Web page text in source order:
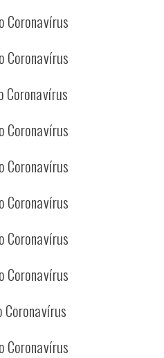
Coronavírus
Coronavírus
Coronavírus
Coronavírus
Coronavírus
Coronavírus
Coronavírus
Coronavírus